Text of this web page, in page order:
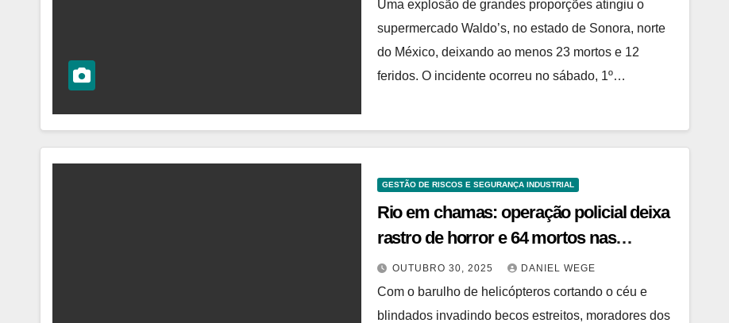
Uma explosão de grandes proporções atingiu o
supermercado Waldo’s, no estado de Sonora, norte
do México, deixando ao menos 23 mortos e 12
feridos. O incidente ocorreu no sábado, 1º…
GESTÃO DE RISCOS E SEGURANÇA INDUSTRIAL
Rio em chamas: operação policial deixa
rastro de horror e 64 mortos nas
comunidades do Alemão e da Penha |
Studio Notícias
OUTUBRO 30, 2025 DANIEL WEGE
Com o barulho de helicópteros cortando o céu e
blindados invadindo becos estreitos, moradores dos